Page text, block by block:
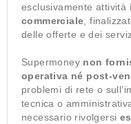
esclusivamente attività
commerciale ,
delle offerte e dei
Supermoney non
operativa né post-
problemi di rete o
tecnica o
necessario rivolgersi